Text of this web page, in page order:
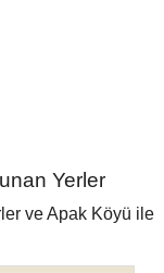
Yerler
ve Apak Köyü ile